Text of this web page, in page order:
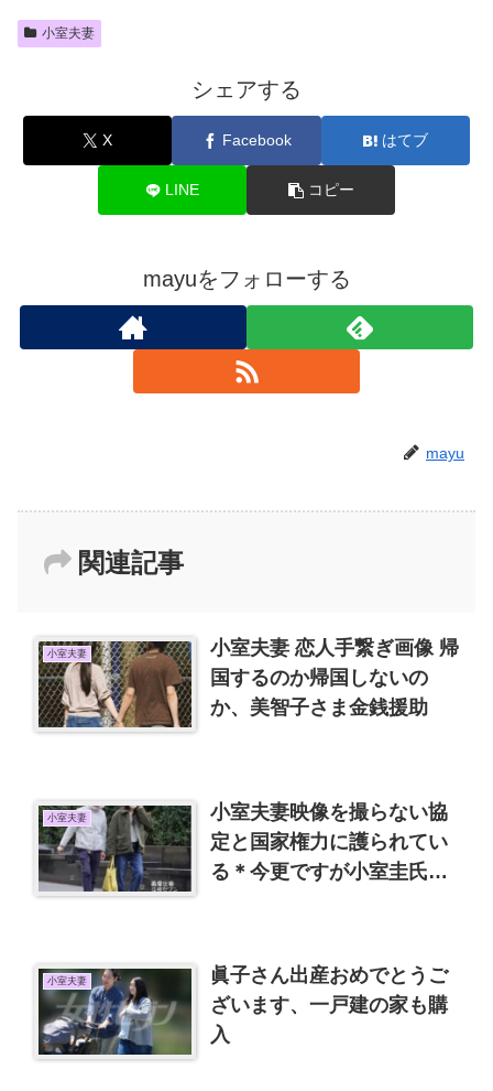
小室夫妻
シェアする
X Facebook はてブ
LINE コピー
mayuをフォローする
mayu
関連記事
小室夫妻
小室夫妻 恋人手繋ぎ画像 帰
国するのか帰国しないの
か、美智子さま金銭援助
小室夫妻
小室夫妻映像を撮らない協
定と国家権力に護られてい
る＊今更ですが小室圭氏の
小室夫妻
眞子さん出産おめでとうご
ざいます、一戸建の家も購
入